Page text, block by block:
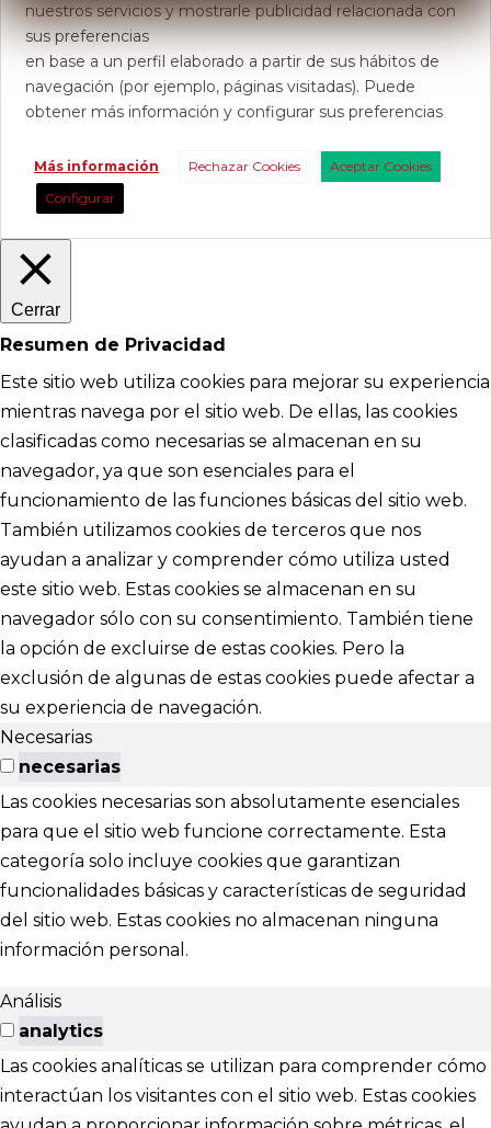
nuestros servicios y mostrarle publicidad relacionada con
sus preferencias
en base a un perfil elaborado a partir de sus hábitos de
navegación (por ejemplo, páginas visitadas). Puede
obtener más información y configurar sus preferencias
Más información Rechazar Cookies
Aceptar Cookies
Configurar
Cerrar
Resumen de Privacidad
Este sitio web utiliza cookies para mejorar su experiencia
mientras navega por el sitio web. De ellas, las cookies
clasificadas como necesarias se almacenan en su
navegador, ya que son esenciales para el
funcionamiento de las funciones básicas del sitio web.
También utilizamos cookies de terceros que nos
ayudan a analizar y comprender cómo utiliza usted
este sitio web. Estas cookies se almacenan en su
navegador sólo con su consentimiento. También tiene
la opción de excluirse de estas cookies. Pero la
exclusión de algunas de estas cookies puede afectar a
su experiencia de navegación.
Necesarias
necesarias
Las cookies necesarias son absolutamente esenciales
para que el sitio web funcione correctamente. Esta
categoría solo incluye cookies que garantizan
funcionalidades básicas y características de seguridad
del sitio web. Estas cookies no almacenan ninguna
información personal.
Análisis
analytics
Las cookies analíticas se utilizan para comprender cómo
interactúan los visitantes con el sitio web. Estas cookies